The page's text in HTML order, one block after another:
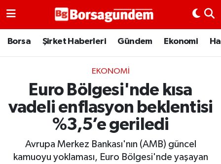
Borsa Şirket Haberleri Gündem Ekonomi
EKONOMI
Euro Bölgesi'nde kısa
vadeli enflasyon beklentisi
%3,5’e geriledi
Avrupa Merkez Bankası'nın (AMB) güncel
kamuoyu yoklaması, Euro Bölgesi'nde yaşayan
Borsa
Emtia
Galeri